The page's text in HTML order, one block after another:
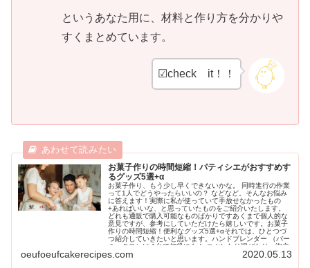
というあなた用に、材料と作り方を分かりや
すくまとめています。
☑check it！！
お菓子作りの時間短縮！パティシエがおすすめす
るグッズ5選+α
お菓子作り、もう少し早くできないかな。 同時進行の作業
って1人でどうやったらいいの？ などなど。そんなお悩み
に答えます！実際に私が使っていて手放せなかったもの
+あればいいな、と思っていたものをご紹介いたします。
どれも通販で購入可能なものばかりですあくまで個人的な
意見ですが、参考にしていただけたら嬉しいです。お菓子
作りの時間短縮！便利なグッズ5選+αそれでは、ひとつづ
つ紹介していきたいと思います。ハンドブレンダー （バー
ミックス）は 1台で何役にも！ つぶしたり混ぜたり、泡立
てたり……あらゆる作業で使用することが多い「ハンドブ
oeufoeufcakerecipes.com 2020.05.13